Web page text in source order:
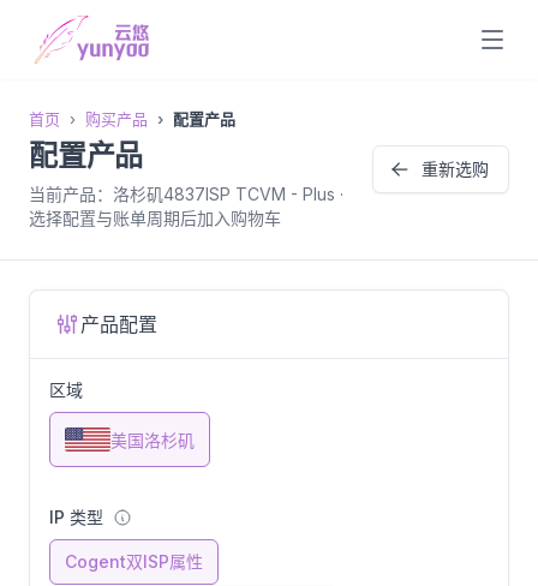
首页 购买产品 配置产品
配置产品
当前产品：洛杉矶4837ISP TCVM - Plus ·
选择配置与账单周期后加入购物车
重新选购
产品配置
区域
美国洛杉矶
IP 类型
Cogent双ISP属性